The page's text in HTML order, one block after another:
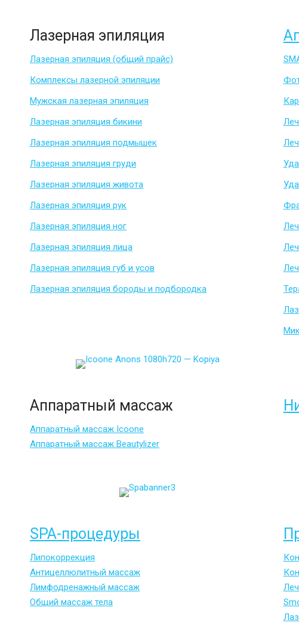
Лазерная эпиляция
Лазерная эпиляция (общий прайс)
Комплексы лазерной эпиляции
Мужская лазерная эпиляция
Лазерная эпиляция бикини
Лазерная эпиляция подмышек
Лазерная эпиляция груди
Лазерная эпиляция живота
Лазерная эпиляция рук
Лазерная эпиляция ног
Лазерная эпиляция лица
Лазерная эпиляция губ и усов
Лазерная эпиляция бороды и подбородка
Аппаратный массаж
Аппаратный массаж Icoone
Аппаратный массаж Beautylizer
SPA-процедуры
Липокоррекция
Антицеллюлитный массаж
Лимфодренажный массаж
Общий массаж тела